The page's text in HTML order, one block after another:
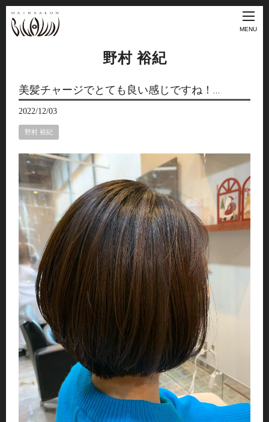
MENU
野村 裕紀
美髪チャージでとても良い感じですね！…
2022/12/03
野村 裕紀